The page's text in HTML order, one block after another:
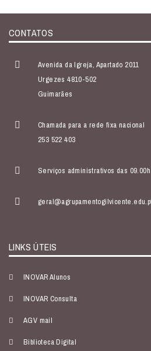
CONTATOS
Avenida da Igreja, Apartado 2011
Urgezes 4810-502
Guimarães
Chamada para a rede fixa nacional
253 522 403
Serviços administrativos das
LINKS ÚTEIS
INOVAR Alunos
INOVAR Consulta
AGV mail
Biblioteca Digital